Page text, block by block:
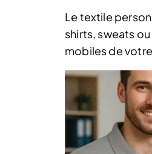
Le textile
shirts, sweats
mobiles de